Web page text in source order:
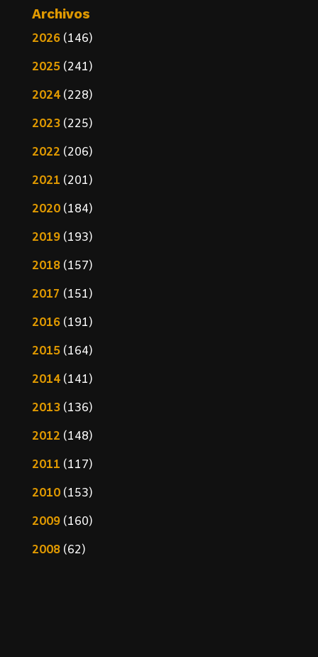
Archivos
2026(146)
2025(241)
2024(228)
2023(225)
2022 (206)
2021 (201)
2020(184)
2019(193)
2018(157)
2017 (151)
2016(191)
2015(164)
2014(141)
2013(136)
2012 (148)
2011 (117)
2010(153)
2009(160)
2008(62)